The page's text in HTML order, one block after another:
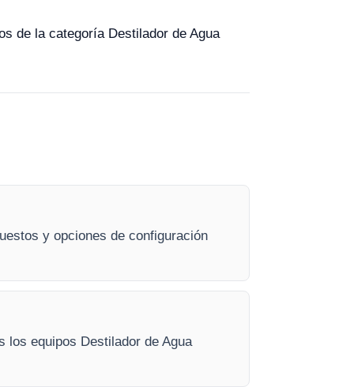
de la categoría Destilador de Agua
y opciones de configuración
los equipos Destilador de Agua